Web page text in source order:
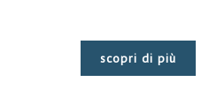
scopri di più